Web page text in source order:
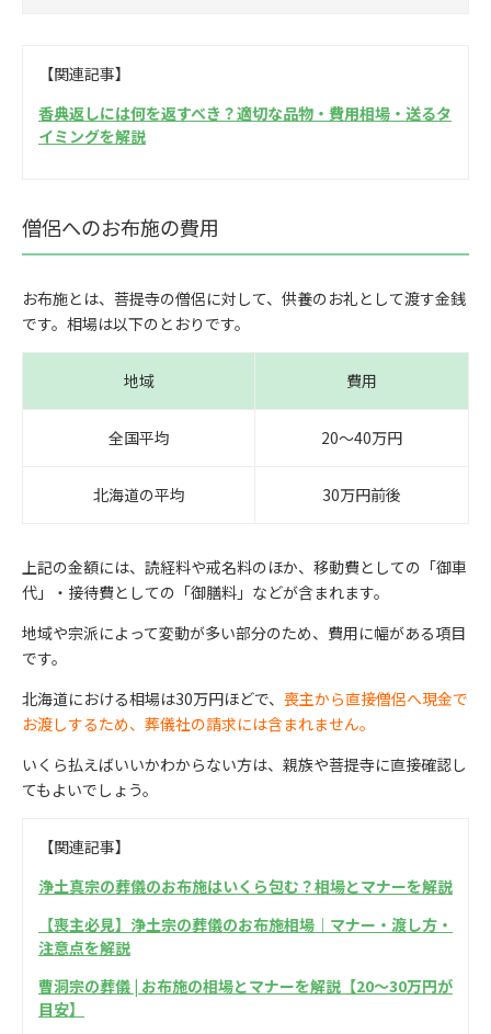
【関連記事】
香典返しには何を返すべき？適切な品物・費用相場・送るタ
イミングを解説
僧侶へのお布施の費用
お布施とは、菩提寺の僧侶に対して、供養のお礼として渡す金銭
です。相場は以下のとおりです。
地域 費用
全国平均 20〜40万円
北海道の平均 30万円前後
上記の金額には、読経料や戒名料のほか、移動費としての「御車
代」・接待費としての「御膳料」などが含まれます。
地域や宗派によって変動が多い部分のため、費用に幅がある項目
です。
北海道における相場は30万円ほどで、 喪主から直接僧侶へ現金で
お渡しするため、葬儀社の請求には含まれません。
いくら払えばいいかわからない方は、親族や菩提寺に直接確認し
てもよいでしょう。
【関連記事】
浄土真宗の葬儀のお布施はいくら包む？相場とマナーを解説
【喪主必見】浄土宗の葬儀のお布施相場｜マナー・渡し方・
注意点を解説
曹洞宗の葬儀 | お布施の相場とマナーを解説【20〜30万円が
目安】